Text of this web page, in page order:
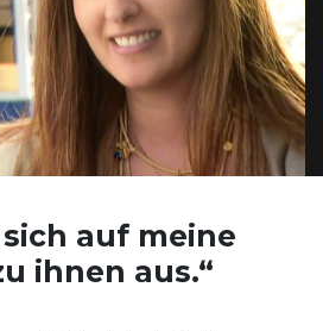
auf meine
ihnen aus.“